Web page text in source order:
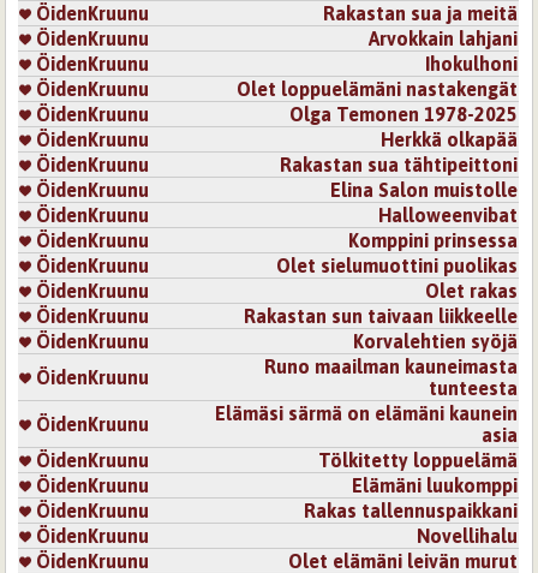
ÖidenKruunu
Rakastan sua ja meitä
ÖidenKruunu
Arvokkain lahjani
ÖidenKruunu
Ihokulhoni
ÖidenKruunu
Olet loppuelämäni nastakengät
ÖidenKruunu
Olga Temonen 1978-2025
ÖidenKruunu
Herkkä olkapää
ÖidenKruunu
Rakastan sua tähtipeittoni
ÖidenKruunu
Elina Salon muistolle
ÖidenKruunu
Halloweenvibat
ÖidenKruunu
Komppini prinsessa
ÖidenKruunu
Olet sielumuottini puolikas
ÖidenKruunu
Olet rakas
ÖidenKruunu
Rakastan sun taivaan liikkeelle
ÖidenKruunu
Korvalehtien syöjä
ÖidenKruunu
Runo maailman kauneimasta
tunteesta
ÖidenKruunu
Elämäsi särmä on elämäni kaunein
asia
ÖidenKruunu
Tölkitetty loppuelämä
ÖidenKruunu
Elämäni luukomppi
ÖidenKruunu
Rakas tallennuspaikkani
ÖidenKruunu
Novellihalu
ÖidenKruunu
Olet elämäni leivän murut